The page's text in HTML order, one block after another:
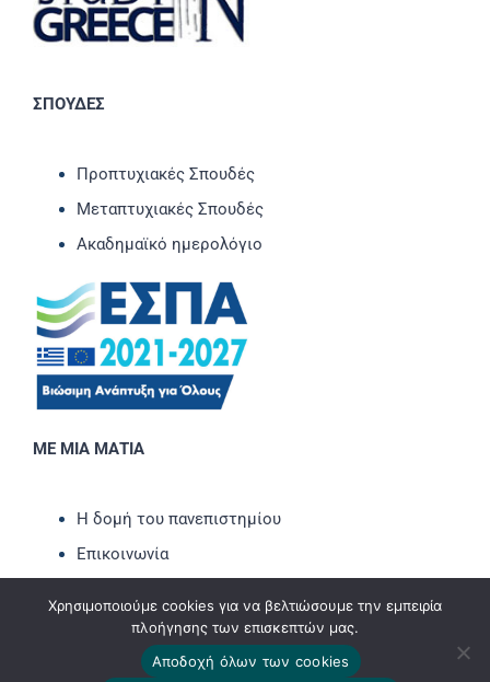
ΣΠΟΥΔΕΣ
Προπτυχιακές Σπουδές
Μεταπτυχιακές Σπουδές
Ακαδημαϊκό ημερολόγιο
ΜΕ ΜΙΑ ΜΑΤΙΑ
Η δομή του πανεπιστημίου
Επικοινωνία
Εκδηλώσεις
Newsletter
Χρησιμοποιούμε cookies για να βελτιώσουμε την εμπειρία
πλοήγησης των επισκεπτών μας.
Αποδοχή όλων των cookies